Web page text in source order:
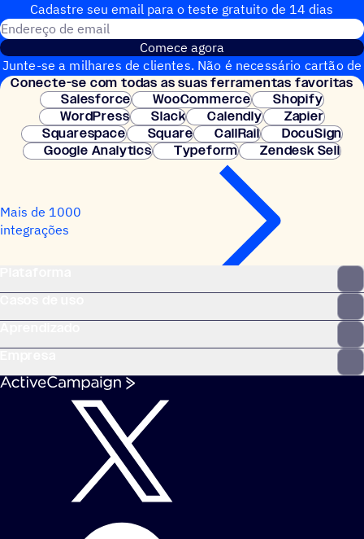
Cadastre seu email para o teste gratuito de 14 dias
Comece agora
Junte-se a milhares de clientes. Não é necessário cartão de
crédito. Configuração instantânea.
Conecte-se com todas as suas ferramentas favoritas
Salesforce
WooCommerce
Shopify
WordPress
Slack Calendly
Zapier
Squarespace
Square CallRail
DocuSign
Google Analytics
Typeform Zendesk Sell
Mais de 1000
integrações